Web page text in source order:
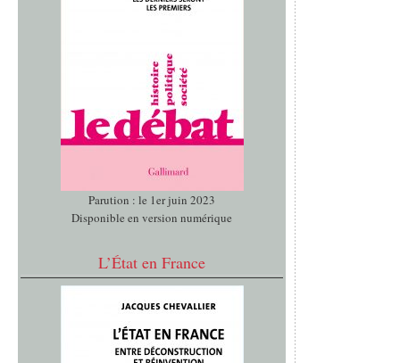
Parution : le 1er juin 2023
Disponible en version numérique
L’État en France